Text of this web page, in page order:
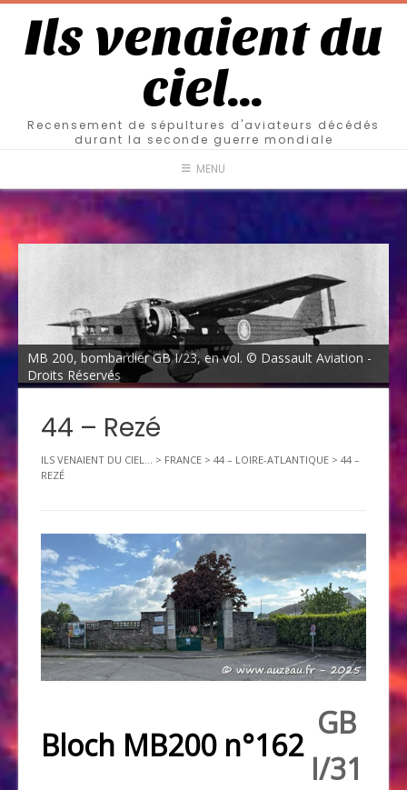
Ils venaient du
ciel…
Recensement de sépultures d'aviateurs décédés
durant la seconde guerre mondiale
MENU
MB 200, bombardier GB I/23, en vol. © Dassault Aviation -
Droits Réservés
44 – Rezé
ILS VENAIENT DU CIEL... > FRANCE > 44 – LOIRE-ATLANTIQUE > 44 –
REZÉ
Bloch MB200 n°162
GB
I/31